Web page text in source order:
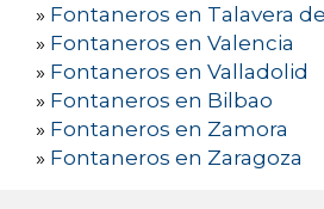
» Fontaneros en Talavera
» Fontaneros en Valencia
» Fontaneros en Valladolid
» Fontaneros en Bilbao
» Fontaneros en Zamora
» Fontaneros en Zaragoza